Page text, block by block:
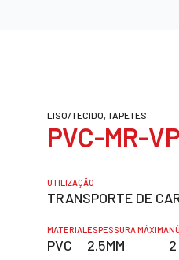
LISO/TECIDO, TAPETES
PVC-MR-
UTILIZAÇÃO
TRANSPORTE DE
MATERIAL
PVC
ESPESSURA MÁXIMA
2.5MM 2